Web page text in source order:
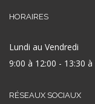
HORAIRES
Lundi au Vendredi
9:00 à 12:00 - 13:30 à
RÉSEAUX SOCIAUX